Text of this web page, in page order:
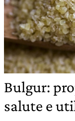
Bulgur:
salute e